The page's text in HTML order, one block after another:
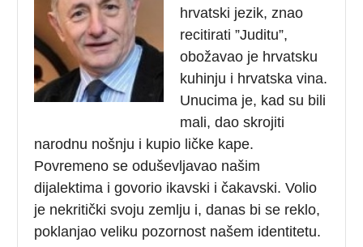
hrvatski jezik, znao
recitirati ”Juditu”,
obožavao je hrvatsku
kuhinju i hrvatska vina.
Unucima je, kad su bili
mali, dao skrojiti
narodnu nošnju i kupio ličke kape.
Povremeno se oduševljavao našim
dijalektima i govorio ikavski i čakavski. Volio
je nekritički svoju zemlju i, danas bi se reklo,
poklanjao veliku pozornost našem identitetu.